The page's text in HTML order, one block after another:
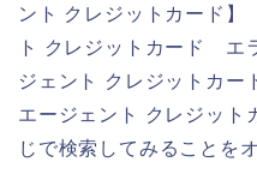
ント クレジットカード】
ト クレジットカード エ
ジェント クレジットカ
エージェント クレジッ
じで検索してみることを